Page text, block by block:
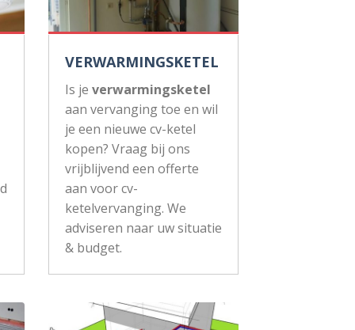
VERWARMINGSKETEL
Is je verwarmingsketel
aan vervanging toe en wil
je een nieuwe cv-ketel
kopen? Vraag bij ons
vrijblijvend een offerte
aan voor cv-
ketelvervanging. We
adviseren naar uw situatie
& budget.